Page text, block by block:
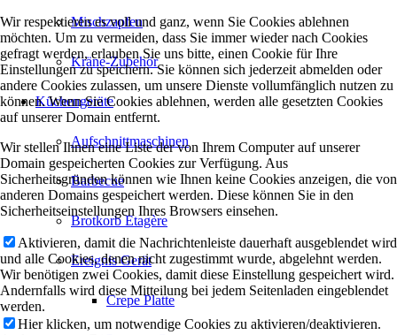
Mischzapfen
Kräne-Zubehör
Küchengeräte
Aufschnittmaschinen
Barbecue
Brotkorb Etagère
Ereignis Gerät
Crepe Platte
Wir respektieren es voll und ganz, wenn Sie Cookies ablehnen
möchten. Um zu vermeiden, dass Sie immer wieder nach Cookies
gefragt werden, erlauben Sie uns bitte, einen Cookie für Ihre
Einstellungen zu speichern. Sie können sich jederzeit abmelden oder
andere Cookies zulassen, um unsere Dienste vollumfänglich nutzen zu
können. Wenn Sie Cookies ablehnen, werden alle gesetzten Cookies
auf unserer Domain entfernt.
Wir stellen Ihnen eine Liste der von Ihrem Computer auf unserer
Domain gespeicherten Cookies zur Verfügung. Aus
Sicherheitsgründen können wie Ihnen keine Cookies anzeigen, die von
anderen Domains gespeichert werden. Diese können Sie in den
Sicherheitseinstellungen Ihres Browsers einsehen.
Aktivieren, damit die Nachrichtenleiste dauerhaft ausgeblendet wird
und alle Cookies, denen nicht zugestimmt wurde, abgelehnt werden.
Wir benötigen zwei Cookies, damit diese Einstellung gespeichert wird.
Andernfalls wird diese Mitteilung bei jedem Seitenladen eingeblendet
werden.
Hier klicken, um notwendige Cookies zu aktivieren/deaktivieren.